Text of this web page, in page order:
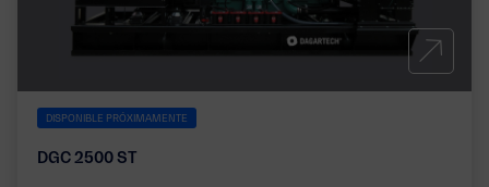
DISPONIBLE PRÓXIMAMENTE
DGC 2500 ST